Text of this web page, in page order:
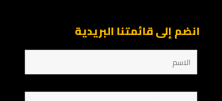
انضم إلى قائمتنا البريدية